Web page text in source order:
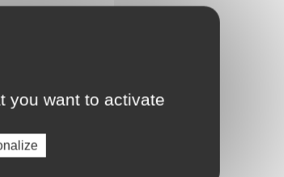
you want to activate